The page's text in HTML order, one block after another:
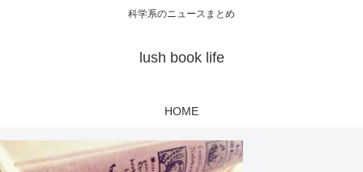
科学系のニュースまとめ
lush book life
HOME